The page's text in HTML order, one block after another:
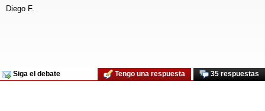
Diego F.
Siga el debate 35 respuestas
Tengo una respuesta